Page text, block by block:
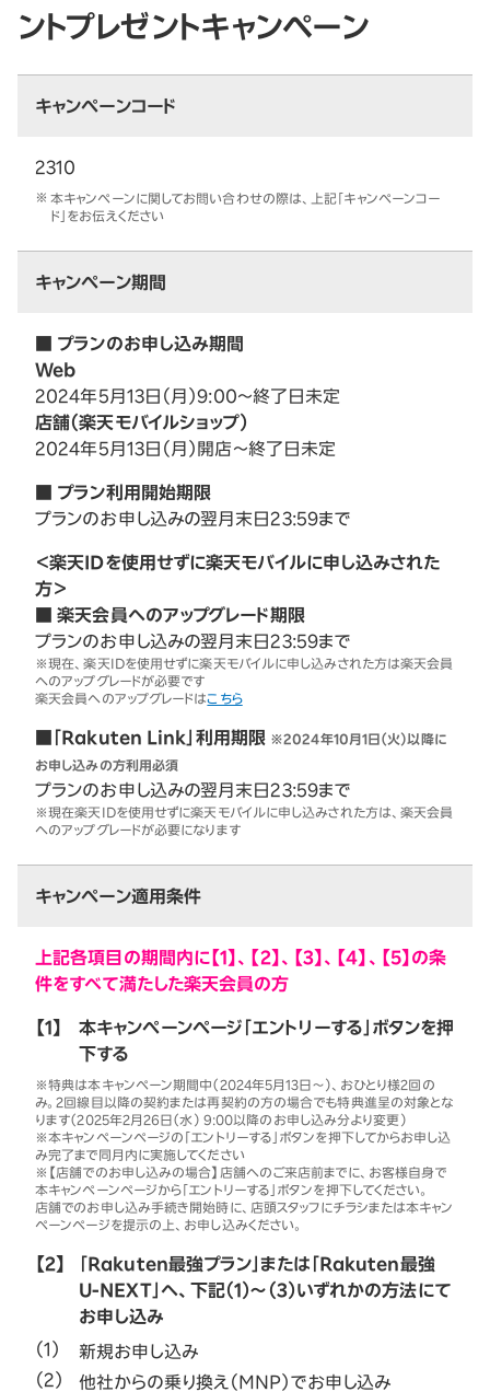
ントプレゼントキャンペーン
キャンペーンコード
2310
本キャンペーンに関してお問い合わせの際は、上記「キャンペーンコー
ド」をお伝えください
キャンペーン期間
■ プランのお申し込み期間
Web
2024年5月13日（月）9:00～終了日未定
店舗（楽天モバイルショップ）
2024年5月13日（月）開店～終了日未定
■ プラン利用開始期限
プランのお申し込みの翌月末日23:59まで
＜楽天IDを使用せずに楽天モバイルに申し込みされた
方＞
■ 楽天会員へのアップグレード期限
プランのお申し込みの翌月末日23:59まで
※現在、楽天IDを使用せずに楽天モバイルに申し込みされた方は楽天会員
へのアップグレードが必要です
楽天会員へのアップグレードはこちら
■「Rakuten Link」利用期限 ※2024年10月1日（火）以降に
お申し込みの方利用必須
プランのお申し込みの翌月末日23:59まで
※現在楽天IDを使用せずに楽天モバイルに申し込みされた方は、楽天会員
へのアップグレードが必要になります
キャンペーン適用条件
上記各項目の期間内に【1】、【2】、【3】、【4】、【5】の条
件をすべて満たした楽天会員の方
【1】
本キャンペーンページ「エントリーする」ボタンを押
下する
※特典は本キャンペーン期間中（2024年5月13日～）、おひとり様2回の
み。2回線目以降の契約または再契約の方の場合でも特典進呈の対象とな
ります（2025年2月26日（水） 9:00以降のお申し込み分より変更）
※本キャンペーンページの「エントリーする」ボタンを押下してからお申し込
み完了まで同月内に実施してください
※【店舗でのお申し込みの場合】店舗へのご来店前までに、お客様自身で
本キャンペーンページから「エントリーする」ボタンを押下してください。
店舗でのお申し込み手続き開始時に、店頭スタッフにチラシまたは本キャン
ペーンページを提示の上、お申し込みください。
【2】
「Rakuten最強プラン」または「Rakuten最強
U-NEXT」へ、下記（1）～（3）いずれかの方法にて
お申し込み
新規お申し込み
他社からの乗り換え（MNP）でお申し込み